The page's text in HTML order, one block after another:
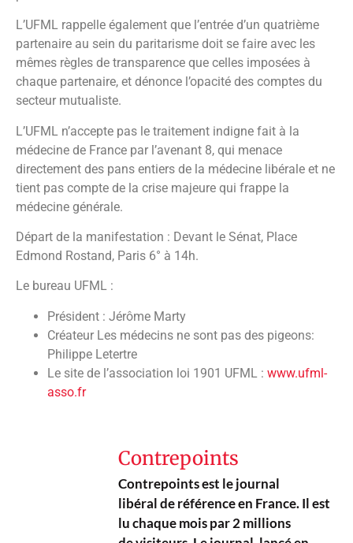
L’UFML rappelle également que l’entrée d’un quatrième
partenaire au sein du paritarisme doit se faire avec les
mêmes règles de transparence que celles imposées à
chaque partenaire, et dénonce l’opacité des comptes du
secteur mutualiste.
L’UFML n’accepte pas le traitement indigne fait à la
médecine de France par l’avenant 8, qui menace
directement des pans entiers de la médecine libérale et ne
tient pas compte de la crise majeure qui frappe la
médecine générale.
Départ de la manifestation : Devant le Sénat, Place
Edmond Rostand, Paris 6° à 14h.
Le bureau UFML :
Président : Jérôme Marty
Créateur Les médecins ne sont pas des pigeons:
Philippe Letertre
Le site de l’association loi 1901 UFML : www.ufml-
asso.fr
Contrepoints
Contrepoints est le journal
libéral de référence en France. Il est
lu chaque mois par 2 millions